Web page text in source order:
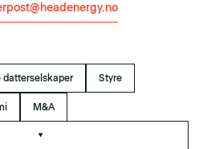
post@headenergy.no
datterselskaper Styre
M&A